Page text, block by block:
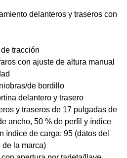
delanteros y traseros con
tracción
con ajuste de altura manual
de bordillo
delantero y trasero
y traseros de 17 pulgadas de
ancho, 50 % de perfil y índice
índice de carga: 95 (datos del
de la marca)